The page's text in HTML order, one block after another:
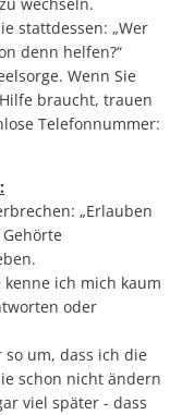
stattdessen: „Wer
denn helfen?“
Wenn Sie
braucht, trauen
Telefonnummer:
„Erlauben
ich mich kaum
oder
so um, dass ich die
schon nicht ändern
viel später - dass